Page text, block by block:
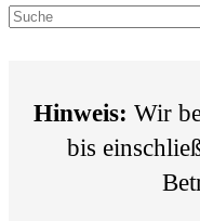
Hinweis: Wir
bis
Search